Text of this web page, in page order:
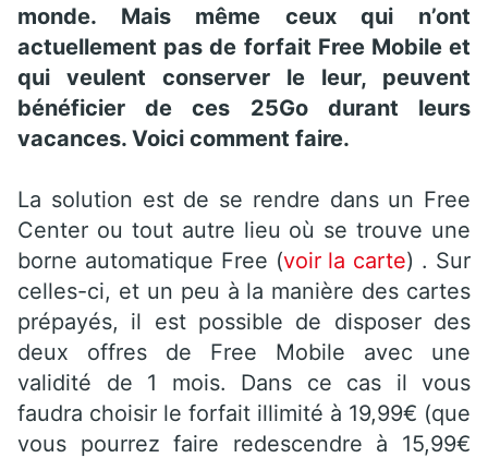
monde. Mais même ceux qui n’ont
actuellement pas de forfait Free Mobile et
qui veulent conserver le leur, peuvent
bénéficier de ces 25Go durant leurs
vacances. Voici comment faire.
La solution est de se rendre dans un Free
Center ou tout autre lieu où se trouve une
borne automatique Free (voir la carte) . Sur
celles-ci, et un peu à la manière des cartes
prépayés, il est possible de disposer des
deux offres de Free Mobile avec une
validité de 1 mois. Dans ce cas il vous
faudra choisir le forfait illimité à 19,99€ (que
vous pourrez faire redescendre à 15,99€